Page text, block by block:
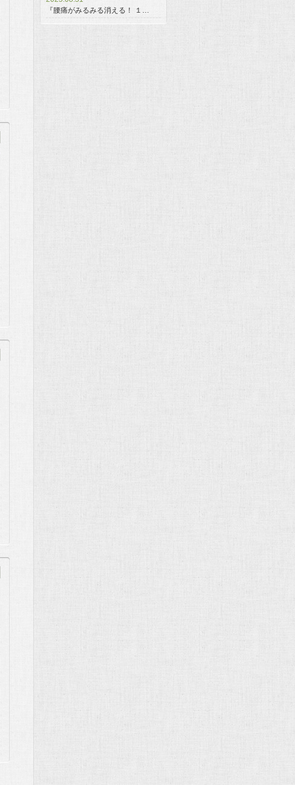
『腰痛がみるみる消える！ １…